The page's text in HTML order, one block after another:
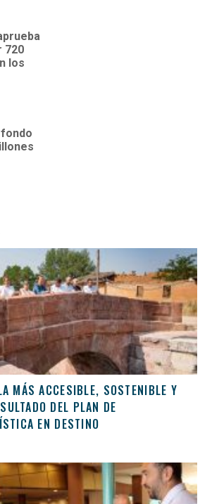
720
los
MÁS ACCESIBLE, SOSTENIBLE Y
DEL PLAN DE
EN DESTINO